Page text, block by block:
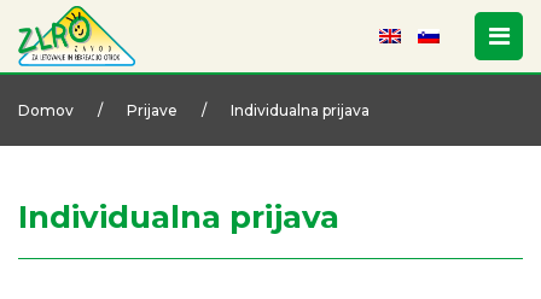
Domov / Prijave / Individualna prijava
Individualna prijava